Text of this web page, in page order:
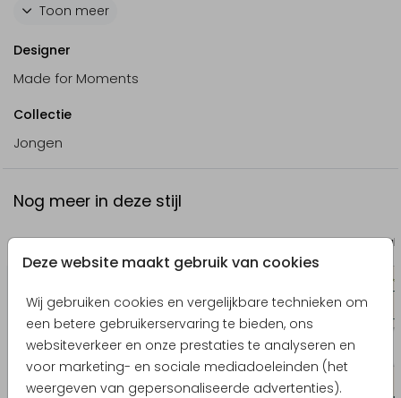
Deze website maakt gebruik van cookies
Wij gebruiken cookies en vergelijkbare technieken om
een betere gebruikerservaring te bieden, ons
websiteverkeer en onze prestaties te analyseren en
voor marketing- en sociale mediadoeleinden (het
weergeven van gepersonaliseerde advertenties).
wens in de online editor.
Toon meer
Designer
Made for Moments
Collectie
Jongen
Nog meer in deze stijl
Bewaarbundel